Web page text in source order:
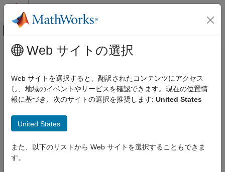
コンテンツへスキップ
オフキャンバス ナビゲーション メ
ドキュメンテーションのホーム
コード検証
Polyspace Bug Finder
Polyspace Bug Finder の結果
プログラミングの欠陥
メインコンテンツ
無効なファイル位置
fsetpos()が fgetpos()から取得されたのではないファイル位置
引数を使用して呼び出される
このページをすべて展開する
説明
この欠陥は、 fsetpos()のファイル位置引数で使用する値が
fgetpos()
Web サイトの選択
Web サイトを選択すると、翻訳されたコンテンツにアクセス
し、地域のイベントやサービスを確認できます。現在の位置情
報に基づき、次のサイトの選択を推奨します: United States
United States
また、以下のリストから Web サイトを選択することもできま
す。